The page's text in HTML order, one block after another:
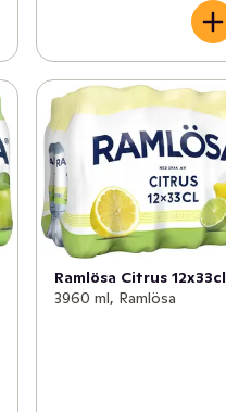
Ramlösa Citrus 12x33cl
3960 ml, Ramlösa